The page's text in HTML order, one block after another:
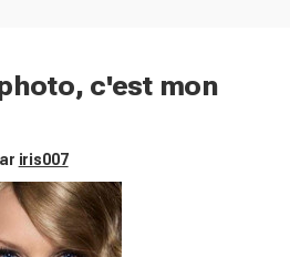
c'est mon
iris007